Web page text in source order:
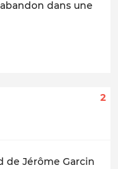
dans une
2
de Jérôme Garcin